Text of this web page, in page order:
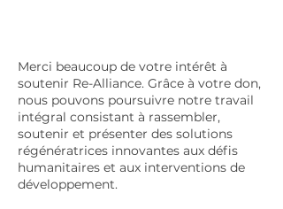
Merci beaucoup de votre intérêt à
soutenir Re-Alliance. Grâce à votre don,
nous pouvons poursuivre notre travail
intégral consistant à rassembler,
soutenir et présenter des solutions
régénératrices innovantes aux défis
humanitaires et aux interventions de
développement.